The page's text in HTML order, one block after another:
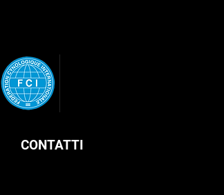
CONTATTI